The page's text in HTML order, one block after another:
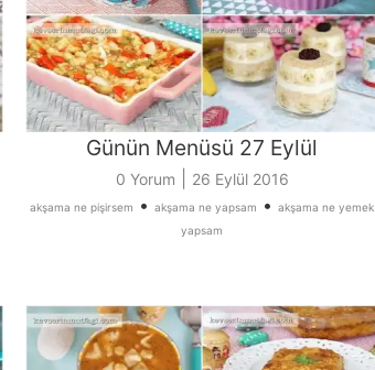
Günün Menüsü 27 Eylül
0 Yorum 26 Eylül 2016
akşama ne pişirsem • akşama ne yapsam • akşama ne yemek
yapsam